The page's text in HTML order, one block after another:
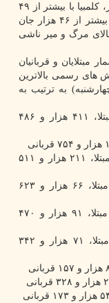
بعد از این کشورها، اسپانیا با بیشتر از ۵۴ هزار، کلمبیا با بیشتر از ۴۹
هزار، آلمان با بیشتر از ۴۹ هزار و آرژانتین با بیشتر از ۴۶ هزار جان
مرگ و میر ناشی
مبتلایان و قربانیان
گزارش های رسمی بالاترین
به ترتیب به
۱. آمریکا: ۲۴ میلیون و ۸۰۶ هزار و ۹۶۴ مبتلا، ۴۱۱ هزار و ۴۸۶
۳. برزیل: هشت میلیون و ۵۷۵ هزار و ۷۴۲ مبتلا، ۲۱۱ هزار و ۵۱۱
۴. روسیه: سه میلیون و ۶۱۲ هزار و ۸۰۰ مبتلا، ۶۶ هزار و ۶۲۳
۵. انگلیس: سه میلیون و ۴۶۶ هزار و ۸۴۹ مبتلا، ۹۱ هزار و ۴۷۰
۶. فرانسه: دو میلیون و ۹۳۸ هزار و ۳۳۳ مبتلا، ۷۱ هزار و ۳۴۲